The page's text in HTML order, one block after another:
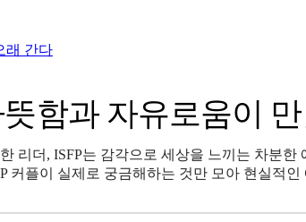
래 간다
함과 자유로움이
리더, ISFP는 감각으로 세상을 느끼는 차분
커플이 실제로 궁금해하는 것만 모아 현실적